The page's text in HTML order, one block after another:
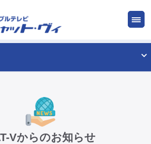
Vからのお知らせ
サービス